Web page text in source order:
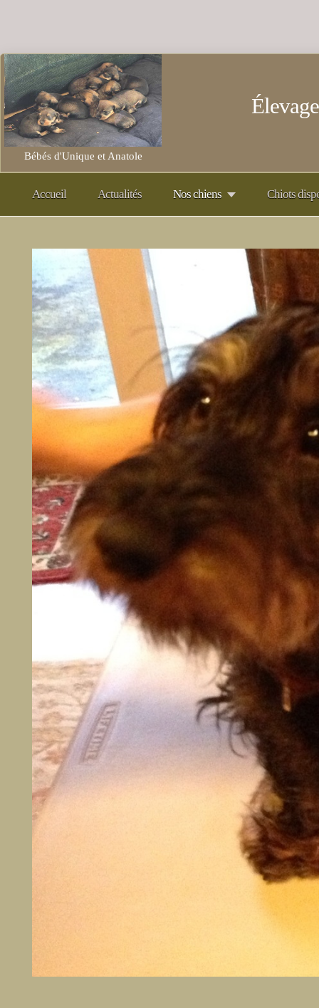
Bébés d'Unique et Anatole
Accueil Actualités Nos chiens Chiots